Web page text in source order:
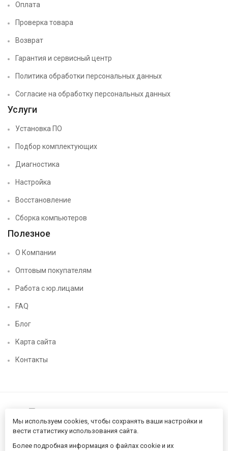
Оплата
Проверка товара
Возврат
Гарантия и сервисный центр
Политика обработки персональных данных
Согласие на обработку персональных данных
Услуги
Установка ПО
Подбор комплектующих
Диагностика
Настройка
Восстановление
Сборка компьютеров
Полезное
О Компании
Оптовым покупателям
Работа с юр.лицами
FAQ
Блог
Карта сайта
Контакты
Мы используем cookies, чтобы сохранять ваши настройки и
вести статистику использования сайта.
Более подробная информация о файлах cookie и их